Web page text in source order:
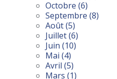
Octobre (6)
Septembre (8)
Août(5)
Juillet(6)
Juin (10)
Mai (4)
Avril (5)
Mars (1)